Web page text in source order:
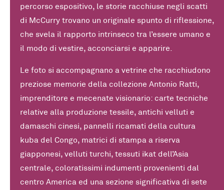
percorso espositivo, le storie racchiuse negli scatti
di McCurry trovano un originale spunto di riflessione,
che svela il rapporto intrinseco tra l’essere umano e
il modo di vestire, acconciarsi e apparire.
Le foto si accompagnano a vetrine che racchiudono
preziose memorie della collezione Antonio Ratti,
imprenditore e mecenate visionario: carte tecniche
relative alla produzione tessile, antichi velluti e
damaschi cinesi, pannelli ricamati della cultura
kuba del Congo, matrici di stampa a riserva
giapponesi, velluti turchi, tessuti ikat dell’Asia
centrale, coloratissimi indumenti provenienti dal
centro America ed una sezione significativa di sete